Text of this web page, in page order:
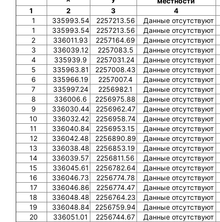
1
2 3
4
1
335993.54 2257213.56
Данные отсутствуют
1
335993.54 2257213.56
Данные отсутствуют
2
336011.93 2257164.69
Данные отсутствуют
3
336039.12 2257083.5
Данные отсутствуют
4
335939.9 2257031.24
Данные отсутствуют
5
335963.81 2257008.43
Данные отсутствуют
6
335966.19 2257007.4
Данные отсутствуют
7
335997.24 2256982.1
Данные отсутствуют
8
336006.6 2256975.88
Данные отсутствуют
9
336030.44 2256962.47
Данные отсутствуют
10
336032.42 2256958.74
Данные отсутствуют
11
336040.84 2256953.15
Данные отсутствуют
12
336042.48 2256890.89
Данные отсутствуют
13
336038.48 2256853.19
Данные отсутствуют
14
336039.57 2256811.56
Данные отсутствуют
15
336045.61 2256782.64
Данные отсутствуют
16
336046.73 2256774.78
Данные отсутствуют
17
336046.86 2256774.47
Данные отсутствуют
18
336048.48 2256764.23
Данные отсутствуют
19
336048.84 2256759.94
Данные отсутствуют
20
336051.01 2256744.67
Данные отсутствуют